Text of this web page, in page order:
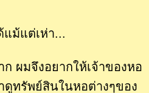
ม้แต่เห่า...
ผมจึงอยากให้เจ้าของหอ
ดูทรัพย์สินในหอต่างๆของ